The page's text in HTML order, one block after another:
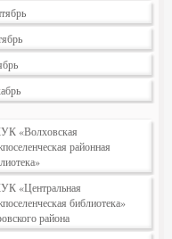
«Волховская
районная
«Центральная
библиотека»
района